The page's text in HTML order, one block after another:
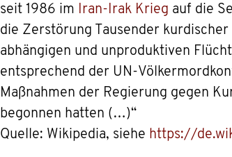
seit 1986 im
Iran-Irak Krieg auf die
die Zerstörung Tausender
abhängigen und unproduktiven
entsprechend der UN-
Maßnahmen der Regierung gegen
begonnen hatten (…)“
Quelle: Wikipedia, siehe https://